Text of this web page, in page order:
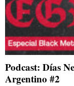
Podcast: Días
Argentino #2